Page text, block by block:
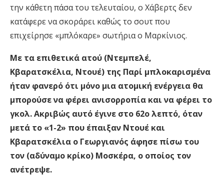
την κάθετη πάσα του τελευταίου, ο Χάβερτς δεν
κατάφερε να σκοράρει καθώς το σουτ που
επιχείρησε «μπλόκαρε» σωτήρια ο Μαρκίνιος.
Με τα επιθετικά ατού (Ντεμπελέ,
Κβαρατσκέλια, Ντουέ) της Παρί μπλοκαρισμένα
ήταν φανερό ότι μόνο μια ατομική ενέργεια θα
μπορούσε να φέρει ανισορροπία και να φέρει το
γκολ. Ακριβώς αυτό έγινε στο 62ο λεπτό, όταν
μετά το «1-2» που έπαιξαν Ντουέ και
Κβαρατσκέλια ο Γεωργιανός άφησε πίσω του
τον (αδύναμο κρίκο) Μοσκέρα, ο οποίος τον
ανέτρεψε.